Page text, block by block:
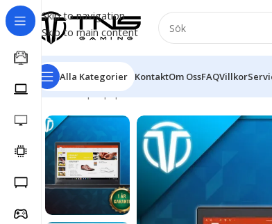
Skip to navigation
Skip to main content
Alla Kategorier KontaktOm OssFAQVillkor
Hem/Laptop | Bärbar dator